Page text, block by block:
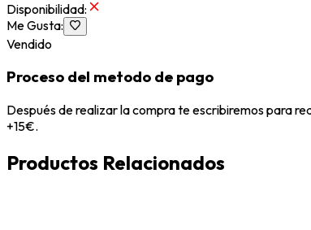
Disponibilidad:
Me Gusta:
Vendido
Proceso del metodo de pago
Después de realizar la compra te escribiremos para
+15€.
Productos Relacionados